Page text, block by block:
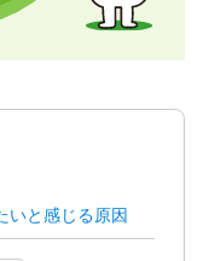
いと感じる原因